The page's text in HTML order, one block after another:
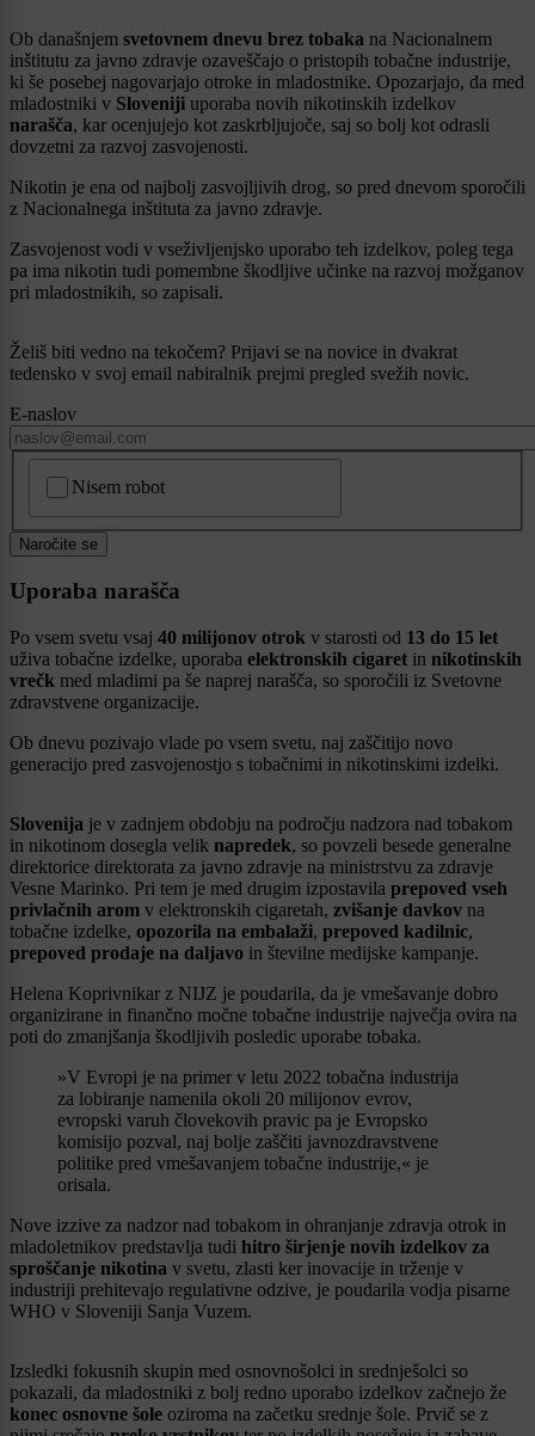
Ob današnjem svetovnem dnevu brez tobaka na Nacionalnem
inštitutu za javno zdravje ozaveščajo o pristopih tobačne industrije,
ki še posebej nagovarjajo otroke in mladostnike. Opozarjajo, da med
mladostniki v Sloveniji uporaba novih nikotinskih izdelkov
narašča, kar ocenjujejo kot zaskrbljujoče, saj so bolj kot odrasli
dovzetni za razvoj zasvojenosti.
Nikotin je ena od najbolj zasvojljivih drog, so pred dnevom sporočili
z Nacionalnega inštituta za javno zdravje.
Zasvojenost vodi v vseživljenjsko uporabo teh izdelkov, poleg tega
pa ima nikotin tudi pomembne škodljive učinke na razvoj možganov
pri mladostnikih, so zapisali.
Želiš biti vedno na tekočem? Prijavi se na novice in dvakrat
tedensko v svoj email nabiralnik prejmi pregled svežih novic.
E-naslov
Nisem robot
Naročite se
Uporaba narašča
Po vsem svetu vsaj 40 milijonov otrok v starosti od 13 do 15 let
uživa tobačne izdelke, uporaba elektronskih cigaret in nikotinskih
vrečk med mladimi pa še naprej narašča, so sporočili iz Svetovne
zdravstvene organizacije.
Ob dnevu pozivajo vlade po vsem svetu, naj zaščitijo novo
generacijo pred zasvojenostjo s tobačnimi in nikotinskimi izdelki.
Slovenija je v zadnjem obdobju na področju nadzora nad tobakom
in nikotinom dosegla velik napredek, so povzeli besede generalne
direktorice direktorata za javno zdravje na ministrstvu za zdravje
Vesne Marinko. Pri tem je med drugim izpostavila prepoved vseh
privlačnih arom v elektronskih cigaretah, zvišanje davkov na
tobačne izdelke, opozorila na embalaži, prepoved kadilnic,
prepoved prodaje na daljavo in številne medijske kampanje.
Helena Koprivnikar z NIJZ je poudarila, da je vmešavanje dobro
organizirane in finančno močne tobačne industrije največja ovira na
poti do zmanjšanja škodljivih posledic uporabe tobaka.
»V Evropi je na primer v letu 2022 tobačna industrija
za lobiranje namenila okoli 20 milijonov evrov,
evropski varuh človekovih pravic pa je Evropsko
komisijo pozval, naj bolje zaščiti javnozdravstvene
politike pred vmešavanjem tobačne industrije,« je
orisala.
Nove izzive za nadzor nad tobakom in ohranjanje zdravja otrok in
mladoletnikov predstavlja tudi hitro širjenje novih izdelkov za
sproščanje nikotina v svetu, zlasti ker inovacije in trženje v
industriji prehitevajo regulativne odzive, je poudarila vodja pisarne
WHO v Sloveniji Sanja Vuzem.
Izsledki fokusnih skupin med osnovnošolci in srednješolci so
pokazali, da mladostniki z bolj redno uporabo izdelkov začnejo že
konec osnovne šole oziroma na začetku srednje šole. Prvič se z